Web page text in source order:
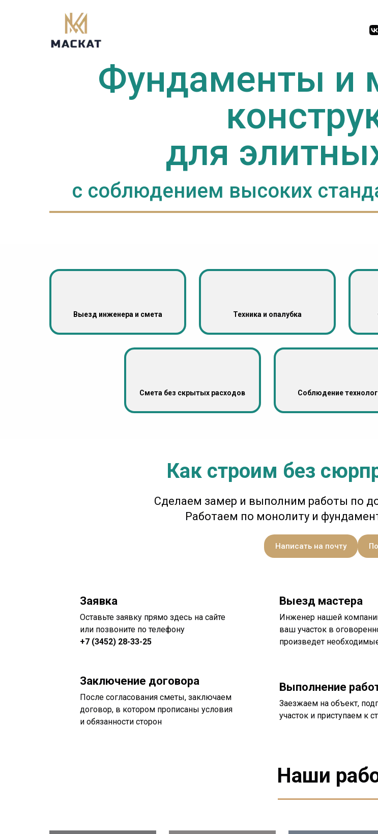
Фундаменты и
для
с соблюдением высоких
Выезд инженера и смета Техника и опалубка
Смета без скрытых расходов Соблюдение
Как строим без
Сделаем замер и выполним работы по
Работаем по монолиту и
Написать на почту
Заявка
Оставьте заявку прямо здесь на сайте
или позвоните по телефону
+7 (3452) 28-33-25
Выезд мастера
Инженер нашей
ваш участок в
произведет
Заключение договора
После согласования сметы, заключаем
договор, в котором прописаны условия
и обязанности сторон
Выполнение
Заезжаем на объект,
участок и приступаем к
Наши